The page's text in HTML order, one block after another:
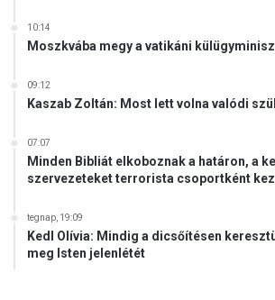
10:14
Moszkvába megy a vatikáni
09:12
Kaszab Zoltán: Most lett volna valódi
07:07
Minden Bibliát elkoboznak a határon, a
szervezeteket terrorista csoportként
tegnap, 19:09
Kedl Olívia: Mindig a dicsőítésen
meg Isten jelenlétét